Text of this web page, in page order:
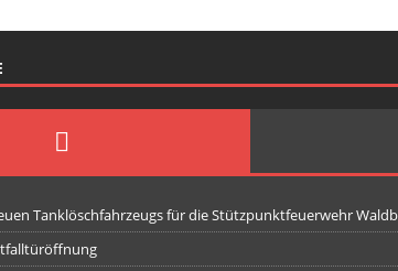
Tanklöschfahrzeugs für die Stützpunktfeuerwehr